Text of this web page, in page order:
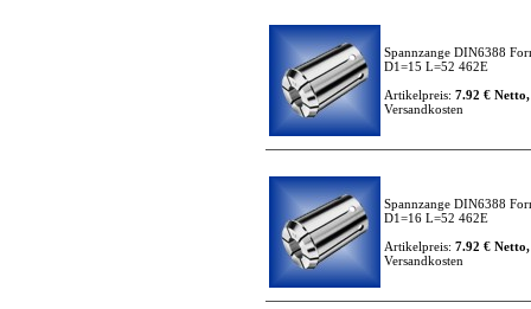
Spannzange DIN6388
D1=15 L=52 462E
Artikelpreis: 7.92 €
Versandkosten
Spannzange DIN6388
D1=16 L=52 462E
Artikelpreis: 7.92 €
Versandkosten